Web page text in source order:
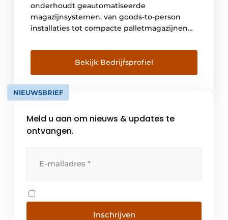
onderhoudt geautomatiseerde
magazijnsystemen, van goods-to-person
installaties tot compacte palletmagazijnen
verloopt via ons eigen intelligente
magazijnbesturingssysteem, ontwikkeld en
beheerd door onze eigen specialisten. Wij
werken nauw samen met klanten en
technologiepartners, van de eerste
Die aanpak zorgt ervoor dat systemen
aansluiten […]
Bekijk Bedrijfsprofiel
NIEUWSBRIEF
Meld u aan om nieuws & updates te
ontvangen.
Inschrijven